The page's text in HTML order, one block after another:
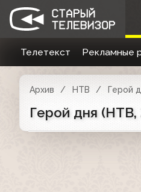
Телетекст Рекламные
Архив НТВ Герой
Герой дня (НТВ,